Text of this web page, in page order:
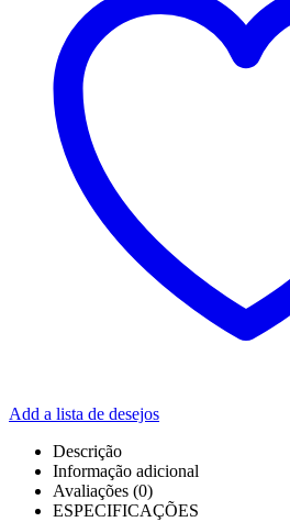
Add a lista de desejos
Descrição
Informação adicional
Avaliações (0)
ESPECIFICAÇÕES